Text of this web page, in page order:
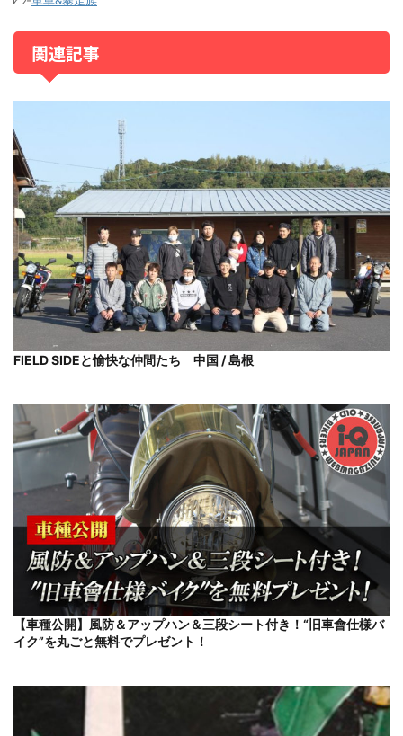
関連記事
FIELD SIDEと愉快な仲間たち 中国 / 島根
【車種公開】風防＆アップハン＆三段シート付き！“旧車會仕様バ
イク”を丸ごと無料でプレゼント！